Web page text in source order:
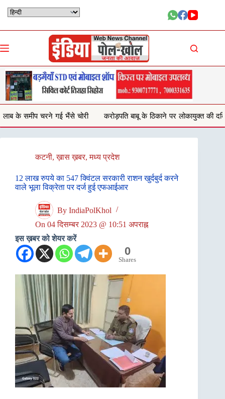
करोड़पति बाबू के ठिकाने पर लोकायुक्त की दबिश,2 टीमों ने एक साथ मारा
कटनी,ख़ास ख़बर,मध्य प्रदेश
12 लाख रुपये का 547 क्विंटल सरकारी राशन खुर्दबुर्द करने
वाले भूला विक्रेता पर दर्ज हुई एफआईआर
By IndiaPolKhol
On 04 दिसम्बर 2023 @ 10:51 अपराह्न
इस ख़बर को शेयर करें
0
Shares